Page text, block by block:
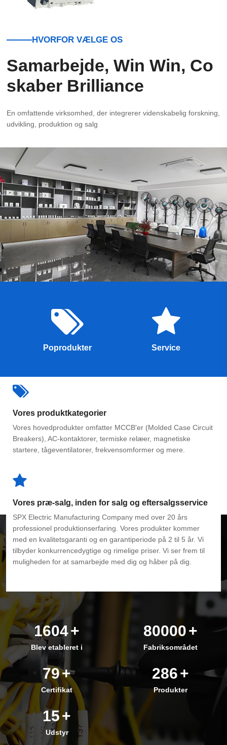
HVORFOR VÆLGE OS
Samarbejde, Win Win, Co
skaber Brilliance
En omfattende virksomhed, der integrerer videnskabelig forskning,
udvikling, produktion og salg
Poprodukter Service
Vores produktkategorier
Vores hovedprodukter omfatter MCCB'er (Molded Case Circuit
Breakers), AC-kontaktorer, termiske relæer, magnetiske
startere, tågeventilatorer, frekvensomformer og mere.
Vores præ-salg, inden for salg og eftersalgsservice
SPX Electric Manufacturing Company med over 20 års
professionel produktionserfaring. Vores produkter kommer
med en kvalitetsgaranti og en garantiperiode på 2 til 5 år. Vi
tilbyder konkurrencedygtige og rimelige priser. Vi ser frem til
muligheden for at samarbejde med dig og håber på dig.
2005+
Blev etableret i
100000+
Fabriksområdet
100+
Certifikat
364+
Produkter
20+
Udstyr